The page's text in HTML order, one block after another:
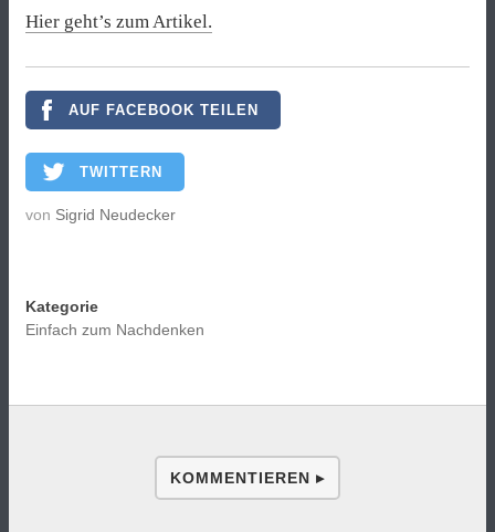
Hier geht’s zum Artikel.
AUF FACEBOOK TEILEN
TWITTERN
von Sigrid Neudecker
Kategorie
Einfach zum Nachdenken
KOMMENTIEREN ▸